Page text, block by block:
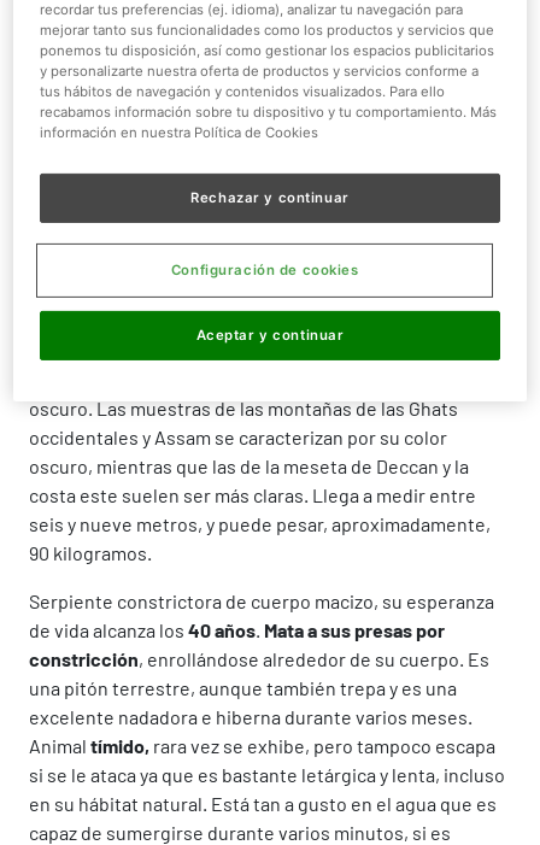
Peso: 90 kg
Tamaño:6 a 9 m
¿QUIÉN ES?
La Pitón India es es unanimal solitario, típico dezonas
boscosas
. Su patrón de color es blanquecino o
oscuro. Las muestras de las montañas de las Ghats
occidentales y Assam se caracterizan por su color
oscuro, mientras que las de la meseta de Deccan y la
costa este suelen ser más claras. Llega a medir entre
seis y nueve metros, y puede pesar, aproximadamente,
90 kilogramos.
Serpiente constrictora de cuerpo macizo, su esperanza
de vida alcanza los 40 años. Mata a sus presas por
constricción, enrollándose alrededor de su cuerpo. Es
una pitón terrestre, aunque también trepa y es una
excelente nadadora e hiberna durante varios meses.
Animal tímido, rara vez se exhibe, pero tampoco escapa
si se le ataca ya que es bastante letárgica y lenta, incluso
en su hábitat natural. Está tan a gusto en el agua que es
capaz de sumergirse durante varios minutos, si es
recordar tus preferencias (ej. idioma), analizar tu navegación para
mejorar tanto sus funcionalidades como los productos y servicios que
ponemos tu disposición, así como gestionar los espacios publicitarios
y personalizarte nuestra oferta de productos y servicios conforme a
tus hábitos de navegación y contenidos visualizados. Para ello
recabamos información sobre tu dispositivo y tu comportamiento. Más
información en nuestra Política de Cookies
Rechazar y continuar
Aceptar y continuar
Configuración de cookies